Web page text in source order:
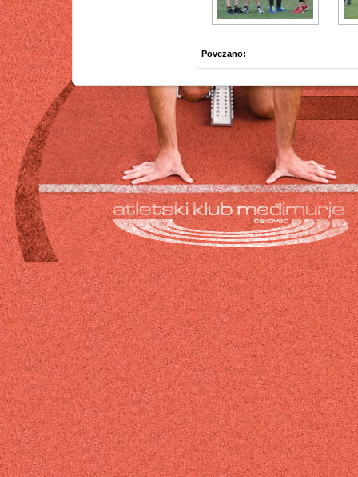
Povezano: